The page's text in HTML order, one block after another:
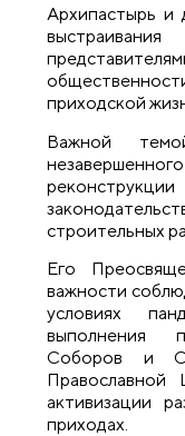
Архипастырь и
приходской
Важной
строительных
Его
важности
условиях
выполнения
Соборов и
Православной
активизации
приходах.